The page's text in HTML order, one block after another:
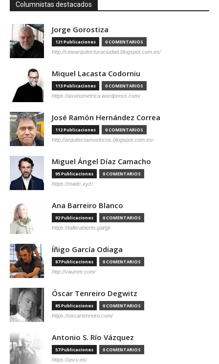
Columnistas destacados
Jorge Gorostiza
121 Publicaciones 0 COMENTARIOS
http://cinearquitecturaciudad.blogspot.com.es/
Miquel Lacasta Codorniu
113 Publicaciones 0 COMENTARIOS
https://axonometrica.wordpress.com/
José Ramón Hernández Correa
112 Publicaciones 0 COMENTARIOS
http://arquitectamoslocos.blogspot.com.es/
Miguel Ángel Díaz Camacho
95 Publicaciones 0 COMENTARIOS
https://madc.xyz/
Ana Barreiro Blanco
92 Publicaciones 0 COMENTARIOS
https://tallerabierto.gal/gl/
Íñigo García Odiaga
87 Publicaciones 0 COMENTARIOS
http://vaumm.com/
Óscar Tenreiro Degwitz
85 Publicaciones 0 COMENTARIOS
https://oscartenreiro.com/
Antonio S. Río Vázquez
57 Publicaciones 0 COMENTARIOS
https://asrv.es/